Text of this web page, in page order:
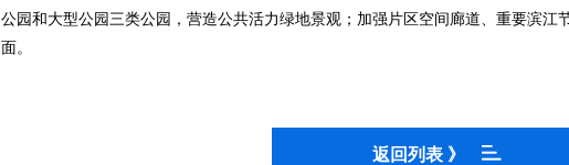
公园和大型公园三类公园，营造公共活力绿地景观；加强片区空间廊道、重要滨江
面。
返回列表 》